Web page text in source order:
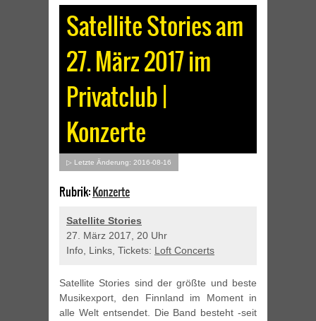
Satellite Stories am
27. März 2017 im
Privatclub |
Konzerte
▷ Letzte Änderung: 2016-08-16
Rubrik:Konzerte
Satellite Stories
27. März 2017, 20 Uhr
Info, Links, Tickets: Loft Concerts
Satellite Stories sind der größte und beste
Musikexport, den Finnland im Moment in
alle Welt entsendet. Die Band besteht -seit